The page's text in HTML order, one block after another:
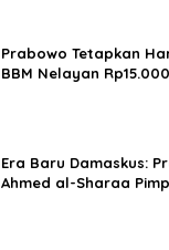
Prabowo Tetapkan
BBM Nelayan
Era Baru Damaskus:
Ahmed al-Sharaa